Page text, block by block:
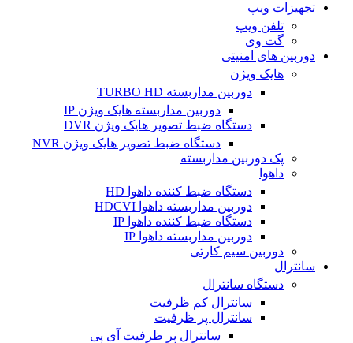
تجهیزات ویپ
تلفن ویپ
گت وی
دوربین های امنیتی
هایک ویژن
دوربین مداربسته TURBO HD
دوربین مداربسته هایک ویژن IP
دستگاه ضبط تصویر هایک ویژن DVR
دستگاه ضبط تصویر هایک ویژن NVR
پک دوربین مداربسته
داهوا
دستگاه ضبط کننده داهوا HD
دوربین مداربسته داهوا HDCVI
دستگاه ضبط کننده داهوا IP
دوربین مداربسته داهوا IP
دوربین سیم کارتی
سانترال
دستگاه سانترال
سانترال کم ظرفیت
سانترال پر ظرفیت
سانترال پر ظرفیت آی پی